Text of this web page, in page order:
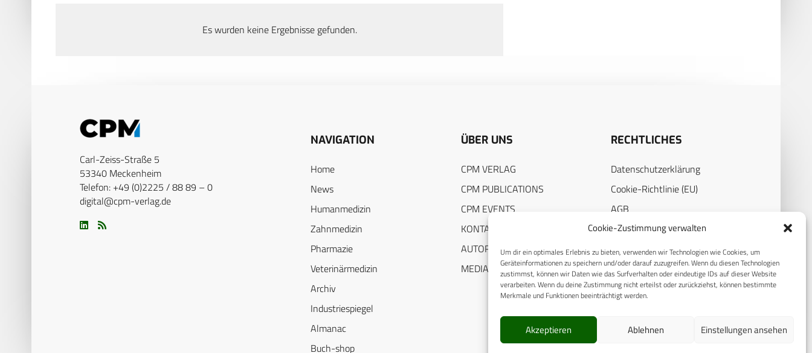
Cookie-Zustimmung verwalten
Um dir ein optimales Erlebnis zu bieten, verwenden wir Technologien wie Cookies, um
Geräteinformationen zu speichern und/oder darauf zuzugreifen. Wenn du diesen Technologien
zustimmst, können wir Daten wie das Surfverhalten oder eindeutige IDs auf dieser Website
verarbeiten. Wenn du deine Zustimmung nicht erteilst oder zurückziehst, können bestimmte
Merkmale und Funktionen beeinträchtigt werden.
Akzeptieren Ablehnen Einstellungen ansehen
Es wurden keine Ergebnisse gefunden.
Carl-Zeiss-Straße 5
53340 Meckenheim
Telefon: +49 (0)2225 / 88 89 – 0
digital@cpm-verlag.de
NAVIGATION
Home
News
Humanmedizin
Zahnmedizin
Pharmazie
Veterinärmedizin
Archiv
Industriespiegel
Almanac
Buch-shop
ÜBER UNS
CPM VERLAG
CPM PUBLICATIONS
CPM EVENTS
KONTAKT
AUTORENHINWEISE
MEDIADATEN
RECHTLICHES
Datenschutzerklärung
Cookie-Richtlinie (EU)
AGB
Compliance
Impressum